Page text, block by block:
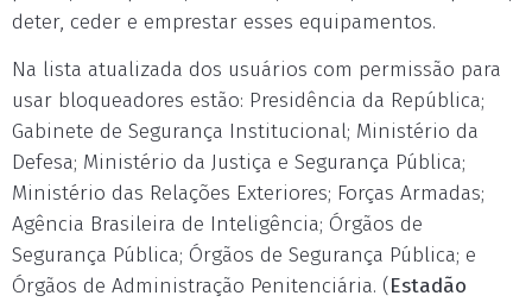
deter, ceder e emprestar esses equipamentos.
Na lista atualizada dos usuários com permissão para
usar bloqueadores estão: Presidência da República;
Gabinete de Segurança Institucional; Ministério da
Defesa; Ministério da Justiça e Segurança Pública;
Ministério das Relações Exteriores; Forças Armadas;
Agência Brasileira de Inteligência; Órgãos de
Segurança Pública; Órgãos de Segurança Pública; e
Órgãos de Administração Penitenciária. (Estadão